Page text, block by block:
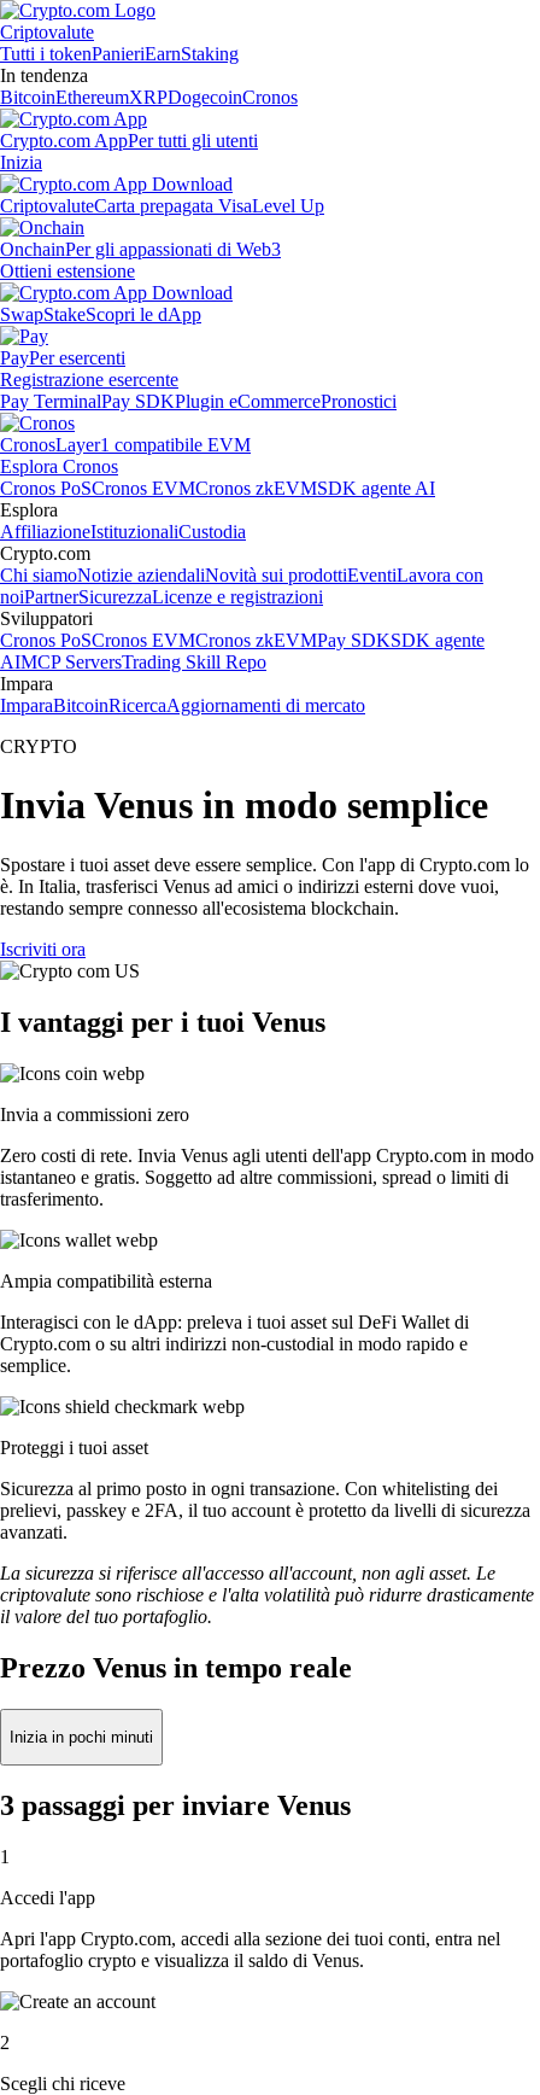
Criptovalute
Tutti i tokenPanieriEarnStaking
In tendenza
BitcoinEthereumXRPDogecoinCronos
Crypto.com AppPer tutti gli utenti
Inizia
CriptovaluteCarta prepagata VisaLevel Up
OnchainPer gli appassionati di Web3
Ottieni estensione
SwapStakeScopri le dApp
PayPer esercenti
Registrazione esercente
Pay TerminalPay SDKPlugin eCommercePronostici
CronosLayer1 compatibile EVM
Esplora Cronos
Cronos PoSCronos EVMCronos zkEVMSDK agente AI
Esplora
AffiliazioneIstituzionaliCustodia
Crypto.com
Chi siamoNotizie aziendaliNovità sui prodottiEventiLavora con
noiPartnerSicurezzaLicenze e registrazioni
Sviluppatori
Cronos PoSCronos EVMCronos zkEVMPay SDKSDK agente
AIMCP ServersTrading Skill Repo
Impara
ImparaBitcoinRicercaAggiornamenti di mercato
CRYPTO
Invia Venus in modo semplice
Spostare i tuoi asset deve essere semplice. Con l'app di Crypto.com lo
è. In Italia, trasferisci Venus ad amici o indirizzi esterni dove vuoi,
restando sempre connesso all'ecosistema blockchain.
Iscriviti ora
I vantaggi per i tuoi Venus
Invia a commissioni zero
Zero costi di rete. Invia Venus agli utenti dell'app Crypto.com in modo
istantaneo e gratis. Soggetto ad altre commissioni, spread o limiti di
trasferimento.
Ampia compatibilità esterna
Interagisci con le dApp: preleva i tuoi asset sul DeFi Wallet di
Crypto.com o su altri indirizzi non-custodial in modo rapido e
semplice.
Proteggi i tuoi asset
Sicurezza al primo posto in ogni transazione. Con whitelisting dei
prelievi, passkey e 2FA, il tuo account è protetto da livelli di sicurezza
avanzati.
La sicurezza si riferisce all'accesso all'account, non agli asset. Le
criptovalute sono rischiose e l'alta volatilità può ridurre drasticamente
il valore del tuo portafoglio.
Prezzo Venus in tempo reale
Inizia in pochi minuti
3 passaggi per inviare Venus
1
Accedi l'app
Apri l'app Crypto.com, accedi alla sezione dei tuoi conti, entra nel
portafoglio crypto e visualizza il saldo di Venus.
2
Scegli chi riceve